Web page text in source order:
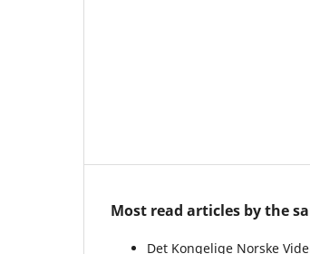
Most read articles by the
Det Kongelige Norske